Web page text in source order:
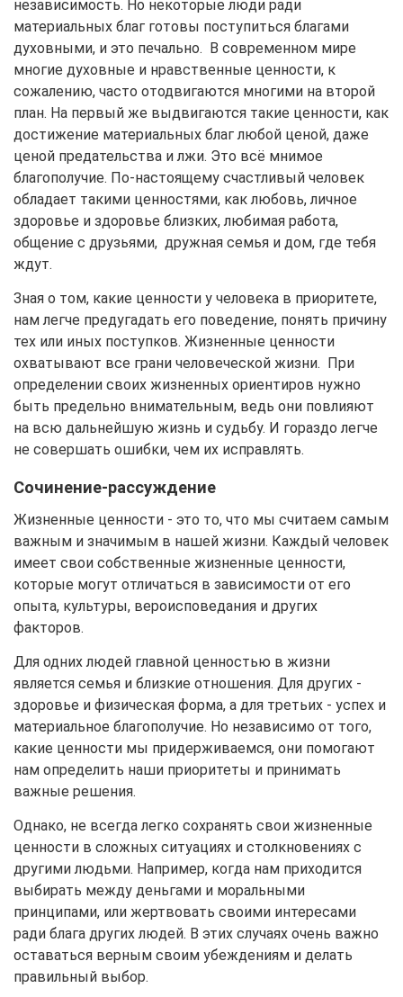
независимость. Но некоторые люди ради
материальных благ готовы поступиться благами
духовными, и это печально. В современном мире
многие духовные и нравственные ценности, к
сожалению, часто отодвигаются многими на второй
план. На первый же выдвигаются такие ценности, как
достижение материальных благ любой ценой, даже
ценой предательства и лжи. Это всё мнимое
благополучие. По-настоящему счастливый человек
обладает такими ценностями, как любовь, личное
здоровье и здоровье близких, любимая работа,
общение с друзьями, дружная семья и дом, где тебя
ждут.
Зная о том, какие ценности у человека в приоритете,
нам легче предугадать его поведение, понять причину
тех или иных поступков. Жизненные ценности
охватывают все грани человеческой жизни. При
определении своих жизненных ориентиров нужно
быть предельно внимательным, ведь они повлияют
на всю дальнейшую жизнь и судьбу. И гораздо легче
не совершать ошибки, чем их исправлять.
Сочинение-рассуждение
Жизненные ценности - это то, что мы считаем самым
важным и значимым в нашей жизни. Каждый человек
имеет свои собственные жизненные ценности,
которые могут отличаться в зависимости от его
опыта, культуры, вероисповедания и других
факторов.
Для одних людей главной ценностью в жизни
является семья и близкие отношения. Для других -
здоровье и физическая форма, а для третьих - успех и
материальное благополучие. Но независимо от того,
какие ценности мы придерживаемся, они помогают
нам определить наши приоритеты и принимать
важные решения.
Однако, не всегда легко сохранять свои жизненные
ценности в сложных ситуациях и столкновениях с
другими людьми. Например, когда нам приходится
выбирать между деньгами и моральными
принципами, или жертвовать своими интересами
ради блага других людей. В этих случаях очень важно
оставаться верным своим убеждениям и делать
правильный выбор.